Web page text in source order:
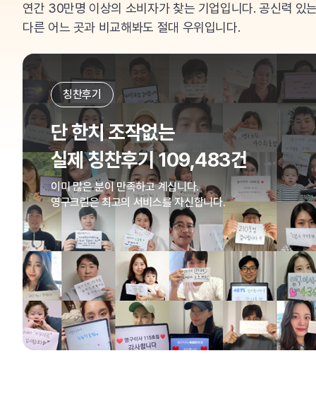
연간 30만명 이상의 소비자가 찾는 기업입니다. 공신력 있
다른 어느 곳과 비교해봐도 절대 우위입니다.
칭찬후기
단 한치 조작없는
실제 칭찬후기 109,483건
이미 많은 분이 만족하고 계십니다.
영구크린은 최고의 서비스를 자신합니다.